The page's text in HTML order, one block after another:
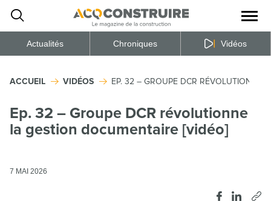
la
du
Actualités Chroniques Vidéos
ACCUEIL VIDÉOS EP. 32 – GROUPE DCR RÉVOLUTIONNE
Ep. 32 – Groupe DCR révolutionne
la gestion documentaire [vidéo]
7 MAI 2026